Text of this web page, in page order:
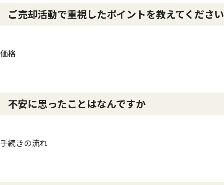
ご売却活動で重視したポイントを教えてください
価格
不安に思ったことはなんですか
手続きの流れ